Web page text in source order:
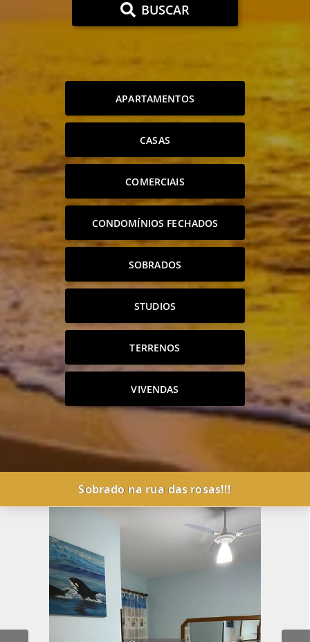
BUSCAR
APARTAMENTOS
CASAS
COMERCIAIS
CONDOMÍNIOS FECHADOS
SOBRADOS
STUDIOS
TERRENOS
VIVENDAS
Sobrado na rua das rosas!!!